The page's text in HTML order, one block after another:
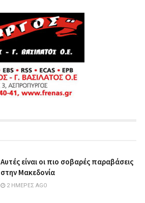
Αυτές είναι οι πιο σοβαρές παραβάσεις
στην Μακεδονία
2 ΗΜΈΡΕΣ AGO